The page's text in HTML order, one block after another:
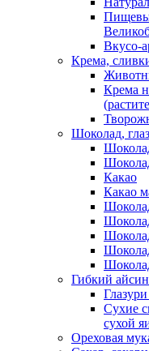
Вкусо-
Крема,
Крема
Шоколад,
Какао
Какао
Гибкий
Сухие
сухой
Ореховая